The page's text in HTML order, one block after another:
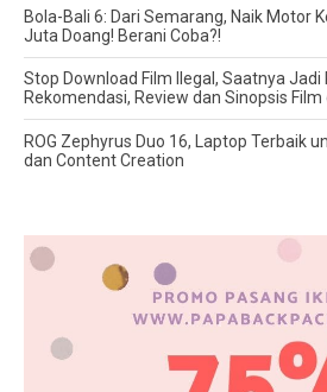
Bola-Bali 6: Dari Semarang, Naik Motor
Juta Doang! Berani Coba?!
Stop Download Film Ilegal, Saatnya
Rekomendasi, Review dan Sinopsis
ROG Zephyrus Duo 16, Laptop Terbaik
dan Content Creation